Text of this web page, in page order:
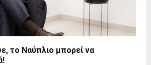
το Ναύπλιο μπορεί να